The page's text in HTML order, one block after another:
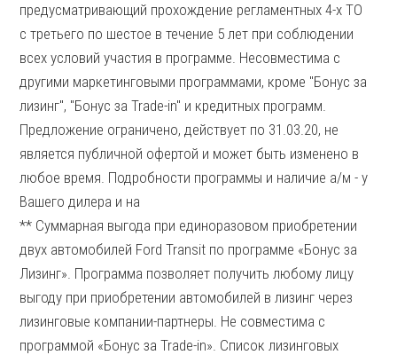
предусматривающий прохождение регламентных 4-х ТО
с третьего по шестое в течение 5 лет при соблюдении
всех условий участия в программе. Несовместима с
другими маркетинговыми программами, кроме "Бонус за
лизинг", "Бонус за Trade-in" и кредитных программ.
Предложение ограничено, действует по 31.03.20, не
является публичной офертой и может быть изменено в
любое время. Подробности программы и наличие а/м - у
Вашего дилера и на
** Суммарная выгода при единоразовом приобретении
двух автомобилей Ford Transit по программе «Бонус за
Лизинг». Программа позволяет получить любому лицу
выгоду при приобретении автомобилей в лизинг через
лизинговые компании-партнеры. Не совместима с
программой «Бонус за Trade-in». Список лизинговых